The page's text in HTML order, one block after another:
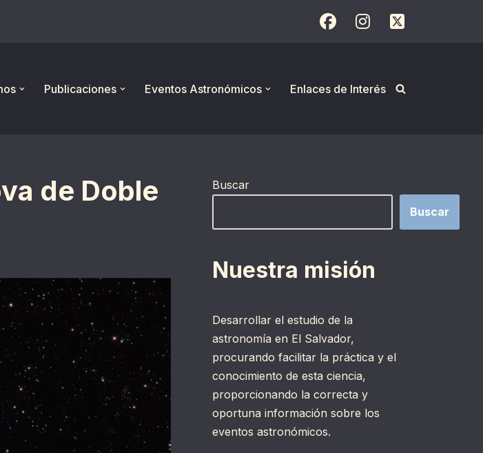
Publicaciones Eventos Astronómicos Enlaces de Interés
de Doble
Buscar
Buscar
Nuestra misión
Desarrollar el estudio de la
astronomía en El Salvador,
procurando facilitar la práctica y el
conocimiento de esta ciencia,
proporcionando la correcta y
oportuna información sobre los
eventos astronómicos.